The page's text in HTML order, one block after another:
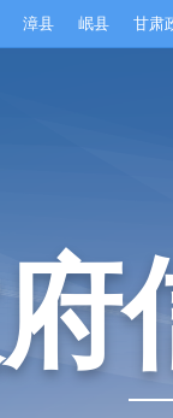
漳县 岷县 甘肃